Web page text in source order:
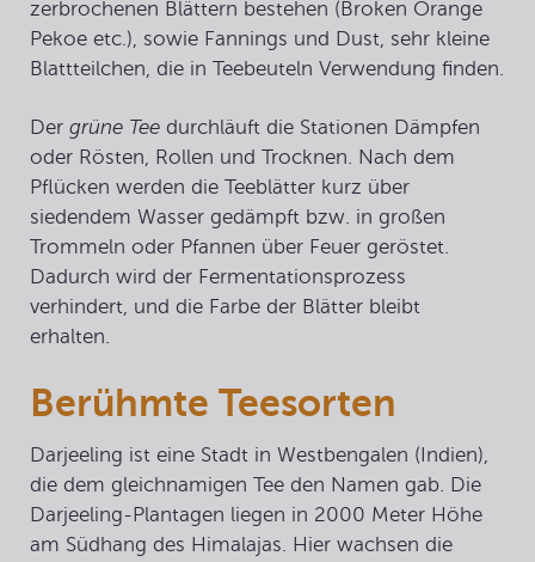
zerbrochenen Blättern bestehen (Broken Orange
Pekoe etc.), sowie Fannings und Dust, sehr kleine
Blattteilchen, die in Teebeuteln Verwendung finden.
Der grüne Tee durchläuft die Stationen Dämpfen
oder Rösten, Rollen und Trocknen. Nach dem
Pflücken werden die Teeblätter kurz über
siedendem Wasser gedämpft bzw. in großen
Trommeln oder Pfannen über Feuer geröstet.
Dadurch wird der Fermentationsprozess
verhindert, und die Farbe der Blätter bleibt
erhalten.
Berühmte Teesorten
Darjeeling ist eine Stadt in Westbengalen (Indien),
die dem gleichnamigen Tee den Namen gab. Die
Darjeeling-Plantagen liegen in 2000 Meter Höhe
am Südhang des Himalajas. Hier wachsen die